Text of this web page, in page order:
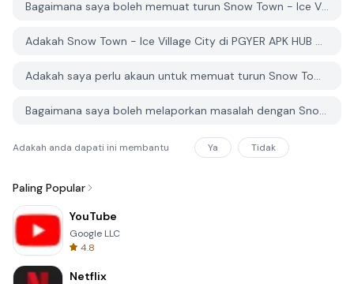
Bagaimana saya boleh memuat turun Snow Town - Ice Village City dari PGYER APK HUB?
Adakah Snow Town - Ice Village City di PGYER APK HUB percuma untuk dimuat turun?
Adakah saya perlu akaun untuk memuat turun Snow Town - Ice Village City dari PGYER APK HUB?
Bagaimana saya boleh melaporkan masalah dengan Snow Town - Ice Village City di PGYER APK HUB?
Adakah anda dapati ini membantu Ya Tidak
Paling Popular
YouTube
Google LLC
4.8
Netflix